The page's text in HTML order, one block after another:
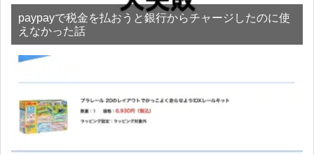
paypayで税金を払おうと銀行からチャージしたのに使
えなかった話